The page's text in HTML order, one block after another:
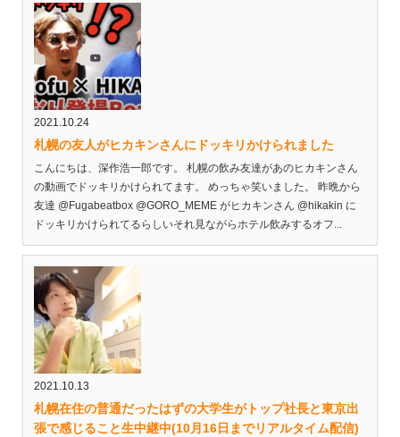
2021.10.24
札幌の友人がヒカキンさんにドッキリかけられました
こんにちは、深作浩一郎です。 札幌の飲み友達があのヒカキンさん
の動画でドッキリかけられてます。 めっちゃ笑いました。 昨晩から
友達 @Fugabeatbox @GORO_MEME がヒカキンさん @hikakin に
ドッキリかけられてるらしいそれ見ながらホテル飲みするオフ...
2021.10.13
札幌在住の普通だったはずの大学生がトップ社長と東京出
張で感じること生中継中(10月16日までリアルタイム配信)